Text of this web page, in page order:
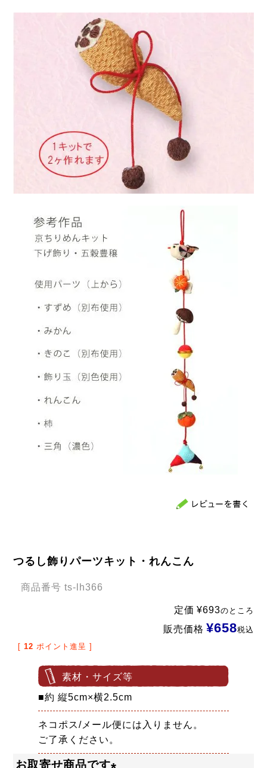
つるし飾りパーツキット・れんこん
商品番号 ts-lh366
定価 ¥693のところ
販売価格 ¥658税込
[ 12 ポイント進呈 ]
素材・サイズ等
■約 縦5cm×横2.5cm
ネコポス/メール便には入りません。
ご了承ください。
お取寄せ商品です